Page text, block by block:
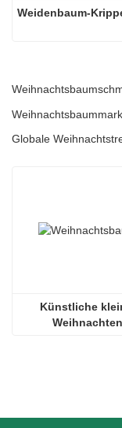
Weidenbaum-
Künstliche
Weihnachten